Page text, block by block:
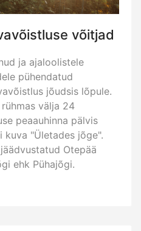
võitjad
ja ajaloolistele
pühendatud
jõudsis lõpule.
välja 24
peaauhinna pälvis
kuva "Ületades jõge".
Otepää
ehk Pühajõgi.